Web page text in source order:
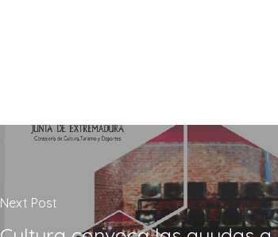
Next Post